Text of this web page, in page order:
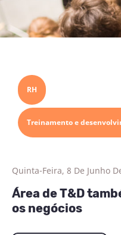
RH
Treinamento e
Quinta-Feira, 8 De Junho
Área de T&D
os negócios